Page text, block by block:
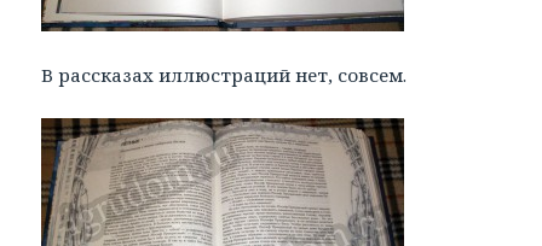
В рассказах иллюстраций нет, совсем.